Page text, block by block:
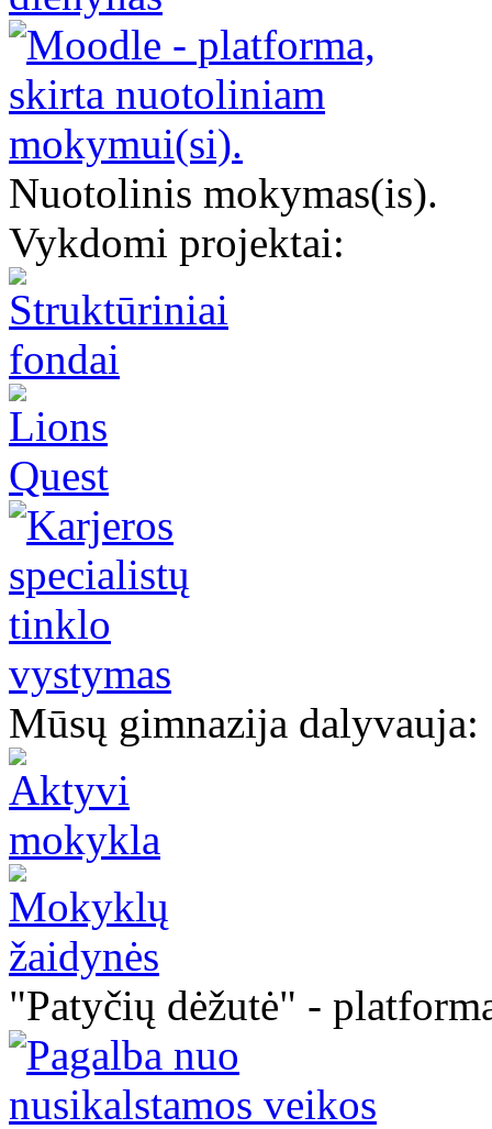
Nuotolinis mokymas(is).
Vykdomi projektai:
Mūsų gimnazija dalyvauja:
"Patyčių dėžutė" -